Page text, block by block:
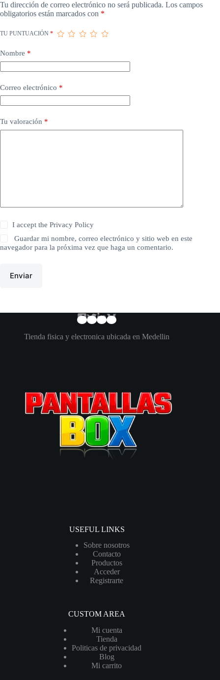
Tu dirección de correo electrónico no será publicada. Los campos
obligatorios están marcados con *
TU PUNTUACIÓN *
Nombre *
Correo electrónico *
Tu valoración *
I accept thePrivacy Policy
Guardar mi nombre, correo electrónico y sitio web en este
navegador para la próxima vez que haga un comentario.
Enviar
Tienda fisica y electronica ubicada en Medellin
USEFUL LINKS
Sobre nosotros
Contacto
Productos
Acceder
Registrarte
CUSTOM AREA
Mi cuenta
Tienda
Politicas de privacidad
Blog
Mi carrito